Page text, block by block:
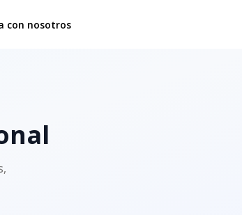
con nosotros